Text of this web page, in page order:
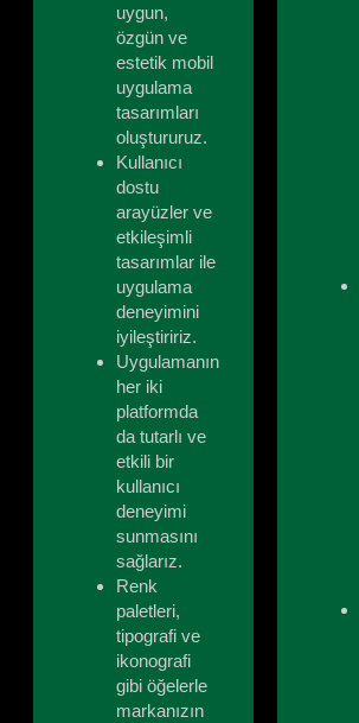
uygun,
özgün ve
estetik mobil
uygulama
tasarımları
oluştururuz.
Kullanıcı
dostu
arayüzler ve
etkileşimli
tasarımlar ile
uygulama
deneyimini
iyileştiririz.
Uygulamanın
her iki
platformda
da tutarlı ve
etkili bir
kullanıcı
deneyimi
sunmasını
sağlarız.
Renk
paletleri,
tipografi ve
ikonografi
gibi öğelerle
markanızın